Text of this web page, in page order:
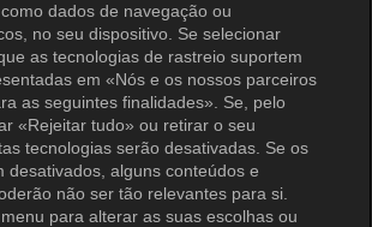
dados de navegação ou
no seu dispositivo. Se selecionar
as tecnologias de rastreio suportem
em «Nós e os nossos parceiros
as seguintes finalidades». Se, pelo
«Rejeitar tudo» ou retirar o seu
tecnologias serão desativadas. Se os
desativados, alguns conteúdos e
não ser tão relevantes para si.
para alterar as suas escolhas ou